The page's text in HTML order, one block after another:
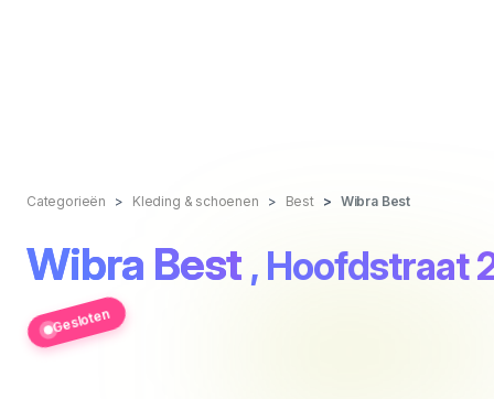
Categorieën Kleding & schoenen Best Wibra Best
Wibra Best , Hoofdstraat
Gesloten